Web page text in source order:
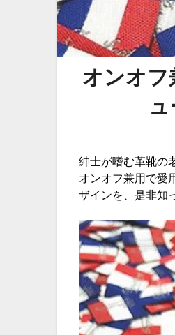
オンオフ
紳士が嗜む革靴の
オンオフ兼用で愛
ザインを、是非知